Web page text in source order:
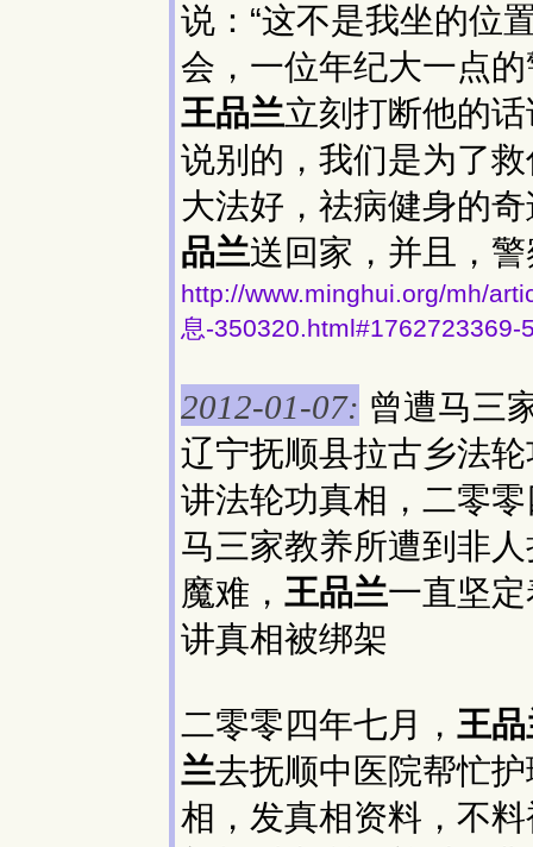
说：“这不是我坐的位
会，一位年纪大一点
王品兰立刻打断他的
说别的，我们是为了
大法好，祛病健身的
品兰送回家，并且，
http://www.minghui.org/mh/
息-350320.html#1762723369-
2012-01-07: 曾遭马
辽宁抚顺县拉古乡法
讲法轮功真相，二零
马三家教养所遭到非
魔难， 王品兰一直坚定
讲真相被绑架
二零零四年七月， 王
兰去抚顺中医院帮忙
相，发真相资料，不